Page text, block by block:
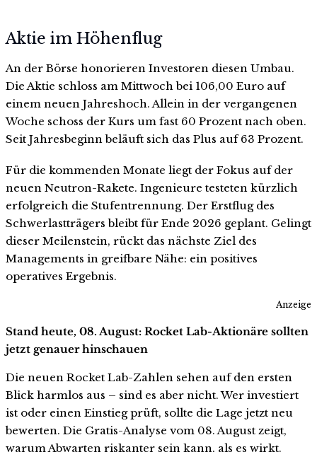
Aktie im Höhenflug
An der Börse honorieren Investoren diesen Umbau.
Die Aktie schloss am Mittwoch bei 106,00 Euro auf
einem neuen Jahreshoch. Allein in der vergangenen
Woche schoss der Kurs um fast 60 Prozent nach oben.
Seit Jahresbeginn beläuft sich das Plus auf 63 Prozent.
Für die kommenden Monate liegt der Fokus auf der
neuen Neutron-Rakete. Ingenieure testeten kürzlich
erfolgreich die Stufentrennung. Der Erstflug des
Schwerlastträgers bleibt für Ende 2026 geplant. Gelingt
dieser Meilenstein, rückt das nächste Ziel des
Managements in greifbare Nähe: ein positives
operatives Ergebnis.
Anzeige
Stand heute, 08. August: Rocket Lab-Aktionäre sollten
jetzt genauer hinschauen
Die neuen Rocket Lab-Zahlen sehen auf den ersten
Blick harmlos aus – sind es aber nicht. Wer investiert
ist oder einen Einstieg prüft, sollte die Lage jetzt neu
bewerten. Die Gratis-Analyse vom 08. August zeigt,
warum Abwarten riskanter sein kann, als es wirkt.